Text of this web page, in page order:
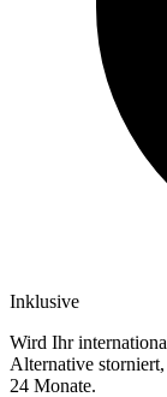
Inklusive
Wird Ihr
Alternative
24 Monate.